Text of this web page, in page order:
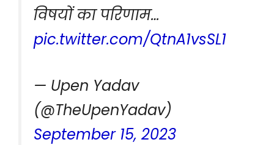
विषयों का परिणाम…
pic.twitter.com/QtnA1vsSL1
— Upen Yadav
(@TheUpenYadav)
September 15, 2023